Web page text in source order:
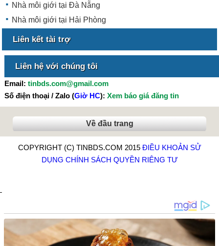
Nhà môi giới tại Đà Nẵng
Nhà môi giới tại Hải Phòng
Liên kết tài trợ
Liên hệ với chúng tôi
Email: tinbds.com@gmail.com
Số điện thoại / Zalo (Giờ HC): Xem báo giá đăng tin
Về đầu trang
COPYRIGHT (C) TINBDS.COM 2015 ĐIỀU KHOẢN SỬ
DỤNG CHÍNH SÁCH QUYỀN RIÊNG TƯ